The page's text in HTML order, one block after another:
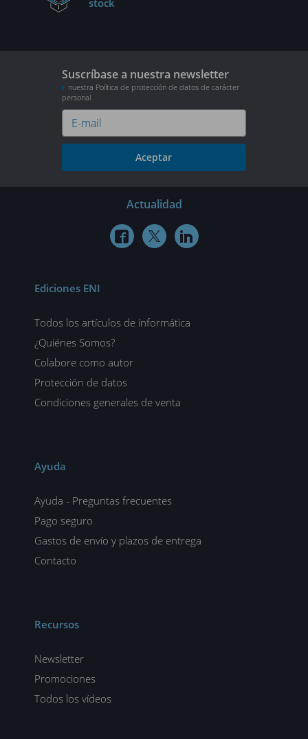
Suscríbase a nuestra newsletter
nuestra Política de protección de datos de carácter
personal
Aceptar
Actualidad
  
Ediciones ENI
Todos los artículos de informática
¿Quiénes Somos?
Colabore como autor
Protección de datos
Condiciones generales de venta
Ayuda
Ayuda - Preguntas frecuentes
Pago seguro
Gastos de envío y plazos de entrega
Contacto
Recursos
Newsletter
Promociones
Todos los vídeos